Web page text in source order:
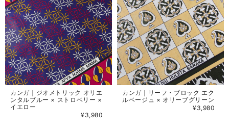
カンガ｜ジオメトリック オリエ
ンタルブルー × ストロベリー ×
イエロー
¥3,980
カンガ｜リーフ・ブロック エク
ルベージュ × オリーブグリーン
¥3,980